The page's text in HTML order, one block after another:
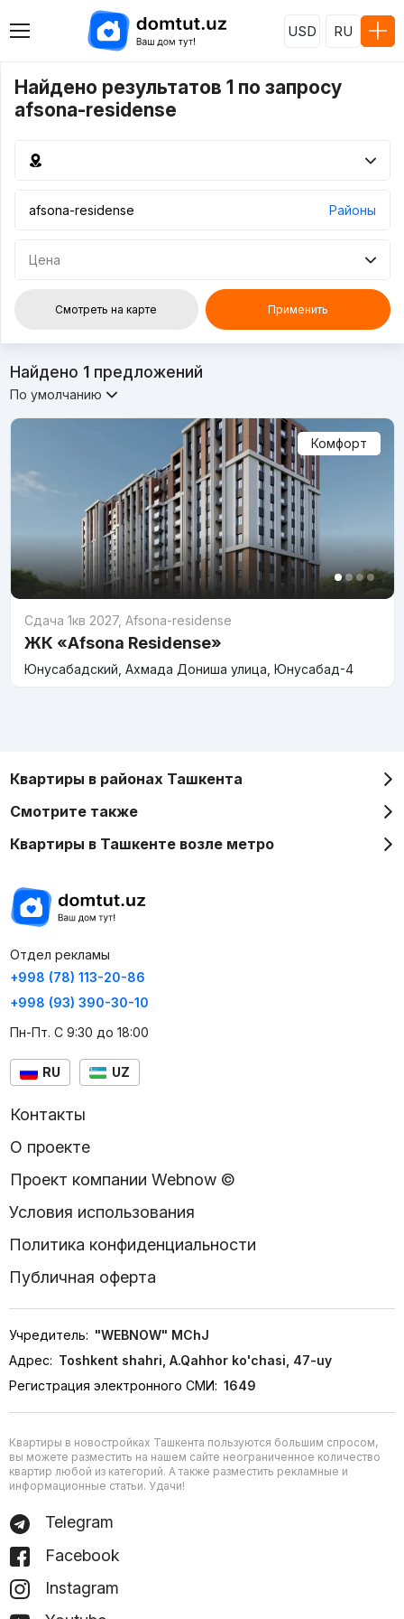
USD RU
Найдено результатов 1 по запросу
afsona-residense
Районы
Цена
Смотреть на карте Применить
Найдено 1предложений
По умолчанию
Комфорт
Сдача 1кв 2027, Afsona-residense
ЖК «Afsona Residense»
Юнусабадский, Ахмада Дониша улица, Юнусабад-4
Квартиры в районах Ташкента
Смотрите также
Квартиры в Ташкенте возле метро
Отдел рекламы
+998 (78) 113-20-86
+998 (93) 390-30-10
Пн-Пт. С 9:30 до 18:00
RU UZ
Контакты
О проекте
Проект компании Webnow ©
Условия использования
Политика конфиденциальности
Публичная оферта
Учредитель: "WEBNOW" MChJ
Адрес: Toshkent shahri, A.Qahhor ko'chasi, 47-uy
Регистрация электронного СМИ: 1649
Квартиры в новостройках Ташкента пользуются большим спросом,
вы можете разместить на нашем сайте неограниченное количество
квартир любой из категорий. А также разместить рекламные и
информационные статьи. Удачи!
Telegram
Facebook
Instagram